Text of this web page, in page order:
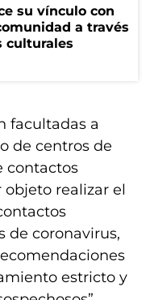
su vínculo con
a través
culturales
facultadas a
de centros de
contactos
objeto realizar el
de coronavirus,
estricto y